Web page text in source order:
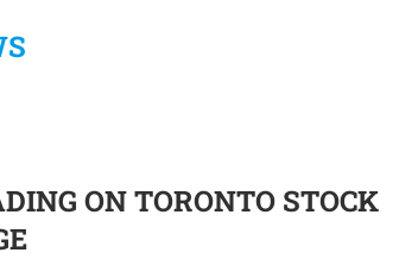
ON TORONTO STOCK